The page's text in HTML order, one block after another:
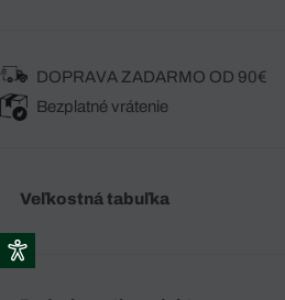
DOPRAVA ZADARMO OD 90€
Bezplatné vrátenie
Veľkostná tabuľka